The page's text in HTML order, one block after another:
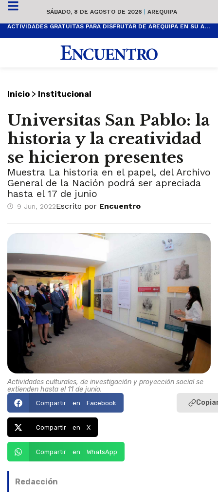
SÁBADO, 8 DE AGOSTO DE 2026 | AREQUIPA
ACTIVIDADES GRATUITAS PARA DISFRUTAR DE AREQUIPA EN SU ANIVERSARIO
Inicio > Institucional
Universitas San Pablo: la
historia y la creatividad
se hicieron presentes
Muestra La historia en el papel, del Archivo
General de la Nación podrá ser apreciada
hasta el 17 de junio
9 Jun, 2022Escrito por Encuentro
Actividades culturales, de investigación y proyección social se
extienden hasta el 11 de junio.
Compartir en Facebook
Compartir en X
Compartir en WhatsApp
Redacción